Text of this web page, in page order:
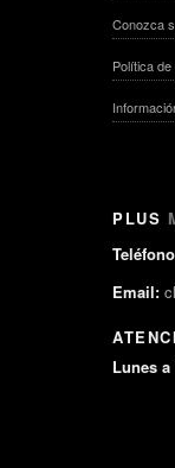
Conozca
Política
PLUS
Email:
Lunes